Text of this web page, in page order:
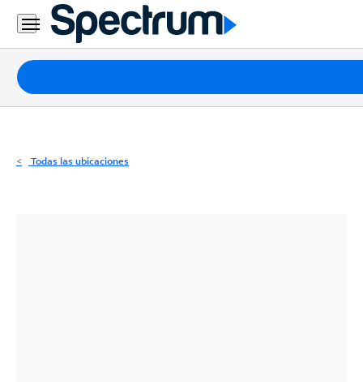
Residencial
Business
Paquetes
Internet
Todas las ubicaciones